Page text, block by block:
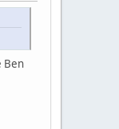
Ben